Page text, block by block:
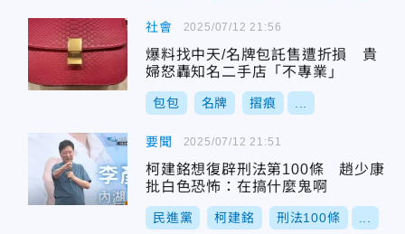
社會
爆料找中天/名牌包託售遭折損 貴
婦怒轟知名二手店「不專業」
包包 名牌 摺痕
2025/07/12 21:56
要聞
柯建銘想復辟刑法第100條 趙少康
批白色恐怖：在搞什麼鬼啊
民進黨 柯建銘 刑法100條
2025/07/12 21:51